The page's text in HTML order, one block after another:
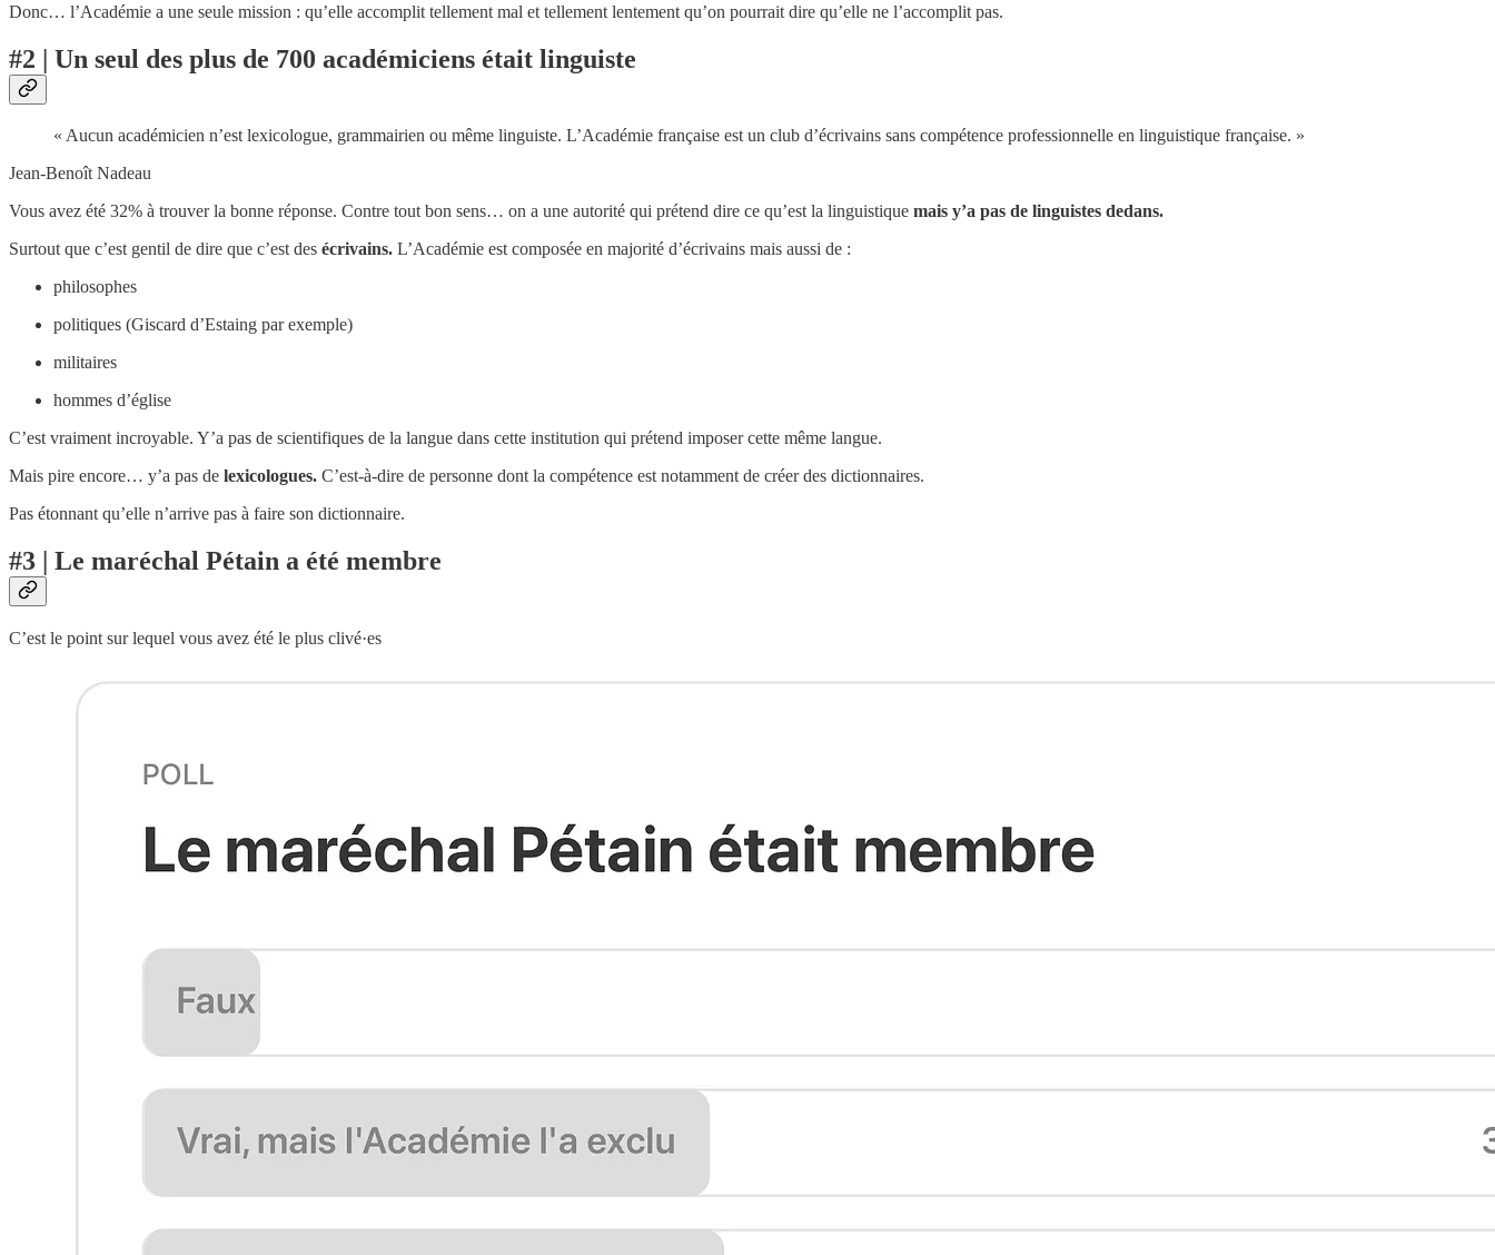
Donc… l’Académie a une seule mission : qu’elle accomplit tellement mal et tellement lentement qu’on pourrait dire qu’elle ne l’accomplit pas.
#2 | Un seul des plus de 700 académiciens était linguiste
« Aucun académicien n’est lexicologue, grammairien ou même linguiste. L’Académie française est un club d’écrivains sans compétence professionnelle en linguistique française. »
Jean-Benoît Nadeau
Vous avez été 32% à trouver la bonne réponse. Contre tout bon sens… on a une autorité qui prétend dire ce qu’est la linguistique mais y’a pas de linguistes dedans.
Surtout que c’est gentil de dire que c’est des écrivains. L’Académie est composée en majorité d’écrivains mais aussi de :
philosophes
politiques (Giscard d’Estaing par exemple)
militaires
hommes d’église
C’est vraiment incroyable. Y’a pas de scientifiques de la langue dans cette institution qui prétend imposer cette même langue.
Mais pire encore… y’a pas de lexicologues. C’est-à-dire de personne dont la compétence est notamment de créer des dictionnaires.
Pas étonnant qu’elle n’arrive pas à faire son dictionnaire.
#3 | Le maréchal Pétain a été membre
C’est le point sur lequel vous avez été le plus clivé·es